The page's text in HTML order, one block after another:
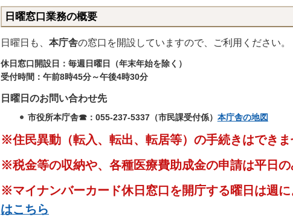
日曜窓口業務の概要
日曜日も、 本庁舎の窓口を開設していますので、ご利用ください。
休日窓口開設日：毎週日曜日（年末年始を除く）
受付時間：午前8時45分～午後4時30分
日曜日のお問い合わせ先
市役所本庁舎☎：055-237-5337（市民課受付係） 本庁舎の地図
※住民異動（転入、転出、転居等）の手続きはでき
※税金等の収納や、各種医療費助成金の申請は平日
※マイナンバーカード休日窓口を開庁する曜日は週
はこちら